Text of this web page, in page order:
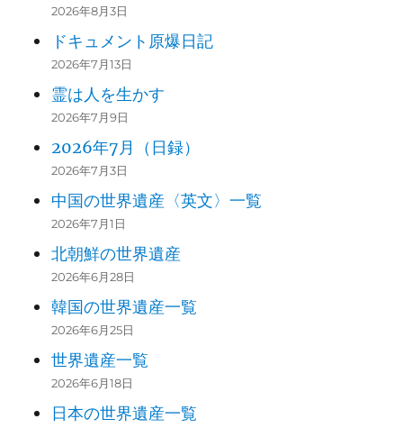
2026年8月3日
ドキュメント原爆日記
2026年7月13日
霊は人を生かす
2026年7月9日
2026年7月（日録）
2026年7月3日
中国の世界遺産〈英文〉一覧
2026年7月1日
北朝鮮の世界遺産
2026年6月28日
韓国の世界遺産一覧
2026年6月25日
世界遺産一覧
2026年6月18日
日本の世界遺産一覧